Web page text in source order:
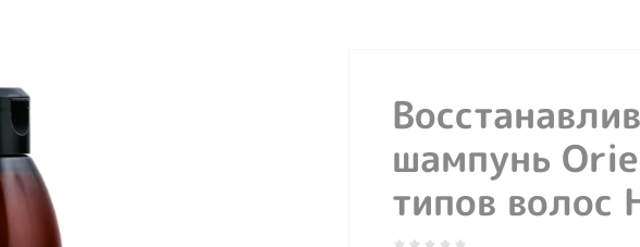
шампунь
типов волос